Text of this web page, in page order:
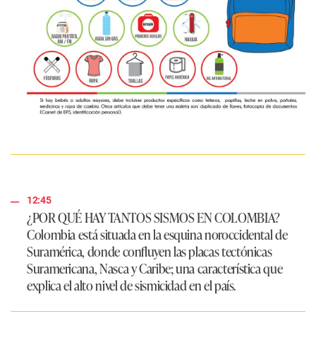
12:45
¿POR QUÉ HAY TANTOS SISMOS EN COLOMBIA?
Colombia está situada en la esquina noroccidental de
Suramérica, donde confluyen las placas tectónicas
Suramericana, Nasca y Caribe; una característica que
explica el alto nivel de sismicidad en el país.